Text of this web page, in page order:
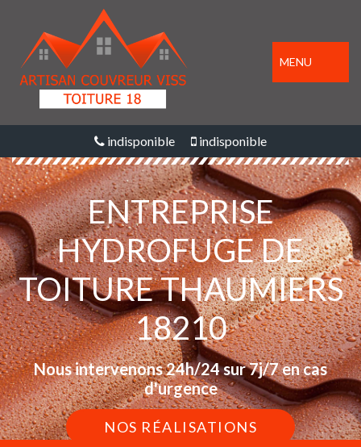
MENU
indisponible indisponible
ENTREPRISE
HYDROFUGE DE
TOITURE THAUMIERS
18210
Nous intervenons 24h/24 sur 7j/7 en cas
d'urgence
NOS RÉALISATIONS